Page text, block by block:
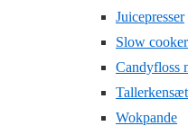
Juicepresser
Slow cooker
Candyfloss
Tallerkensæt
Wokpande